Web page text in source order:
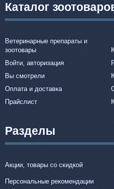
Каталог
Ветеринарные препараты и
зоотовары
Войти, авторизация
Вы смотрели
Оплата и доставка
Прайслист
Разделы
Акции, товары со скидкой
Персональные рекомендации